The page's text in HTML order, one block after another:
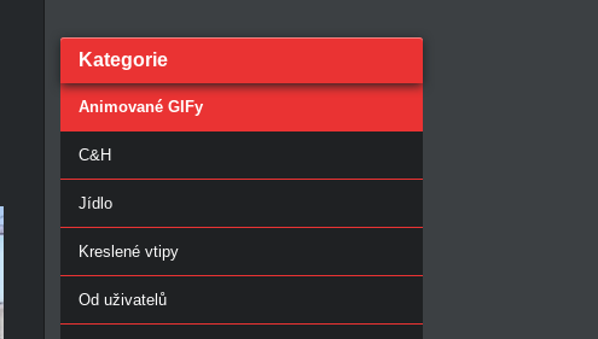
Kategorie
Animované GIFy
C&H
Jídlo
Kreslené vtipy
Od uživatelů